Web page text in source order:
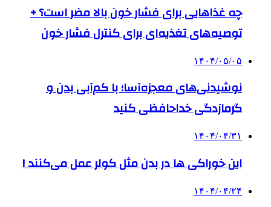
چه غذاهایی برای فشار خون بالا مضر است؟ +
توصیه‌های تغذیه‌ای برای کنترل فشار خون
۱۴۰۴/۰۵/۰۵
نوشیدنی‌های معجزه‌آسا؛ با کم‌آبی بدن و
گرمازدگی خداحافظی کنید
۱۴۰۴/۰۴/۳۱
این خوراکی ها در بدن مثل کولر عمل می‌کنند !
۱۴۰۴/۰۴/۲۴